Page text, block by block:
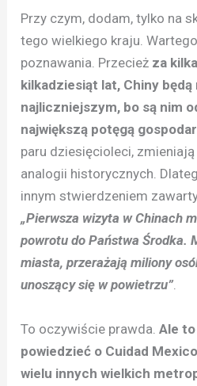
Przy czym, dodam, tylko na
tego wielkiego kraju.
poznawania. Przecież za
kilkadziesiąt lat, Chiny
najliczniejszym, bo są nim
największą potęgą
paru dziesięcioleci,
analogii historycznych.
innym stwierdzeniem
„Pierwsza wizyta w Chinach
powrotu do Państwa Środka.
miasta, przerażają miliony
unoszący się w powietrzu”.
To oczywiście prawda. Ale
powiedzieć o Cuidad
wielu innych wielkich